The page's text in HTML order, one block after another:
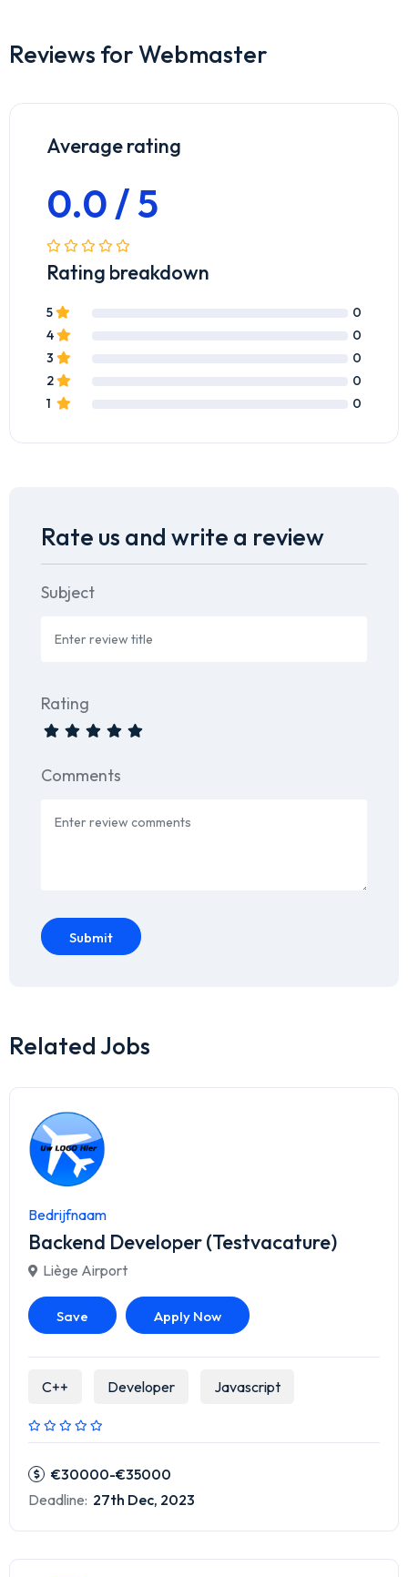
Reviews for Webmaster
Average rating
0.0 / 5
Rating breakdown
5
0
4
0
3
0
2
0
1
0
Rate us and write a review
Subject
Rating
Comments
Submit
Related Jobs
Bedrijfnaam
Backend Developer (Testvacature)
Liège Airport
Save Apply Now
C++ Developer Javascript
€30000-€35000
Deadline: 27th Dec, 2023